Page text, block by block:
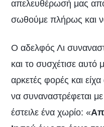
απελευθέρωσή μας
σωθούμε πλήρως και
Ο αδελφός Λι
και το συσχέτισε αυτό
αρκετές φορές και
να συναναστρέφεται
έστειλε ένα χωρίο: «